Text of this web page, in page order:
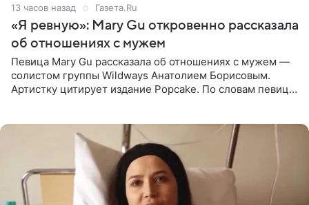
13 часов назад Газета.Ru
«Я ревную»: Mary Gu откровенно рассказала
об отношениях с мужем
Певица Mary Gu рассказала об отношениях с мужем —
солистом группы Wildways Анатолием Борисовым.
Артистку цитирует издание Popcake. По словам певицы,